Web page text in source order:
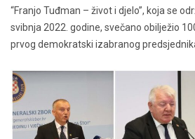
“Franjo Tuđman – život i djelo”, koja se
svibnja 2022. godine, svečano obilježio
prvog demokratski izabranog